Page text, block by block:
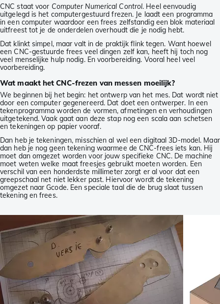
CNC staat voor Computer Numerical Control. Heel eenvoudig
uitgelegd is het computergestuurd frezen. Je laadt een programma
in een computer waardoor een frees zelfstandig een blok materiaal
uitfreest tot je de onderdelen overhoudt die je nodig hebt.
Dat klinkt simpel, maar valt in de praktijk flink tegen. Want hoewel
een CNC-gestuurde frees veel dingen zelf kan, heeft hij toch nog
veel menselijke hulp nodig. En voorbereiding. Vooral heel veel
voorbereiding.
Wat maakt het CNC-frezen van messen moeilijk?
We beginnen bij het begin: het ontwerp van het mes. Dat wordt niet
door een computer gegenereerd. Dat doet een ontwerper. In een
tekenprogramma worden de vormen, afmetingen en verhoudingen
uitgetekend. Vaak gaat aan deze stap nog een scala aan schetsen
en tekeningen op papier vooraf.
Dan heb je tekeningen, misschien al wel een digitaal 3D-model. Maar
dan heb je nog geen tekening waarmee de CNC-frees iets kan. Hij
moet dan omgezet worden voor jouw specifieke CNC. De machine
moet weten welke maat freesjes gebruikt moeten worden. Een
verschil van een honderdste millimeter zorgt er al voor dat een
greepschaal net niet lekker past. Hiervoor wordt de tekening
omgezet naar Gcode. Een speciale taal die de brug slaat tussen
tekening en frees.